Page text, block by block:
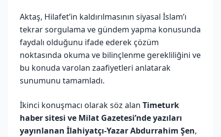
Aktaş, Hilafet’in kaldırılmasının siyasal İslam’ı
tekrar sorgulama ve gündem yapma konusunda
faydalı olduğunu ifade ederek çözüm
noktasında okuma ve bilinçlenme gerekliliğini ve
bu konuda varolan zaafiyetleri anlatarak
sunumunu tamamladı.
İkinci konuşmacı olarak söz alan Timeturk
haber sitesi ve Milat Gazetesi’nde yazıları
yayınlanan İlahiyatçı-Yazar Abdurrahim Şen,